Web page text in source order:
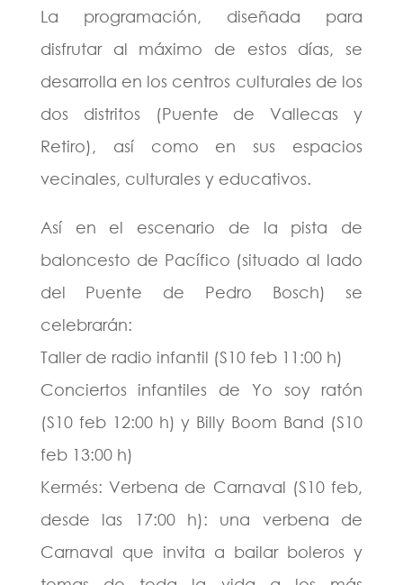
La programación, diseñada para
disfrutar al máximo de estos días, se
desarrolla en los centros culturales de los
dos distritos (Puente de Vallecas y
Retiro), así como en sus espacios
vecinales, culturales y educativos.
Así en el escenario de la pista de
baloncesto de Pacífico (situado al lado
del Puente de Pedro Bosch) se
celebrarán:
Taller de radio infantil (S10 feb 11:00 h)
Conciertos infantiles de Yo soy ratón
(S10 feb 12:00 h) y Billy Boom Band (S10
feb 13:00 h)
Kermés: Verbena de Carnaval (S10 feb,
desde las 17:00 h): una verbena de
Carnaval que invita a bailar boleros y